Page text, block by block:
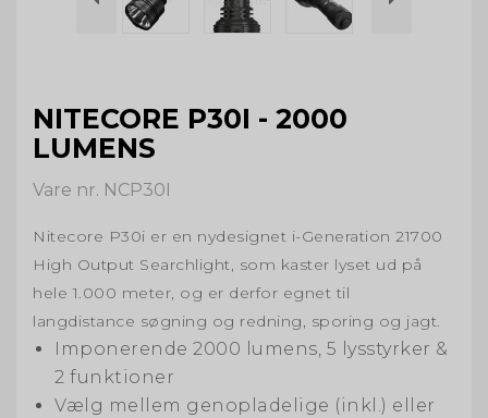
NITECORE P30I - 2000
LUMENS
Vare nr. NCP30I
Nitecore P30i er en nydesignet i-Generation 21700
High Output Searchlight, som kaster lyset ud på
hele 1.000 meter, og er derfor egnet til
langdistance søgning og redning, sporing og jagt.
Imponerende 2000 lumens, 5 lysstyrker &
2 funktioner
Vælg mellem genopladelige (inkl.) eller